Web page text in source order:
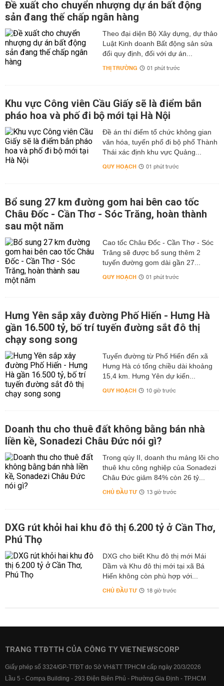
Đề xuất cho chuyển nhượng dự án bất động
sản đang thế chấp ngân hàng
Theo đại diện Bộ Xây dựng, dự thảo
Luật Kinh doanh Bất động sản sửa
đổi quy định, đối với dự án...
THỊ TRƯỜNG 01 phút trước
Khu vực Công viên Cầu Giấy sẽ là điểm bắn
pháo hoa và phố đi bộ mới tại Hà Nội
Đề án thí điểm tổ chức không gian
văn hóa, tuyến phố đi bộ phố Thành
Thái xác định khu vực Quảng...
QUY HOẠCH 01 phút trước
Bổ sung 27 km đường gom hai bên cao tốc
Châu Đốc - Cần Thơ - Sóc Trăng, hoàn thành
sau một năm
Cao tốc Châu Đốc - Cần Thơ - Sóc
Trăng sẽ được bổ sung thêm 2
tuyến đường gom dài gần 27...
QUY HOẠCH 01 phút trước
Hưng Yên sắp xây đường Phố Hiến - Hưng Hà
gần 16.500 tỷ, bố trí tuyến đường sắt đô thị
chạy song song
Tuyến đường từ Phố Hiến đến xã
Hưng Hà có tổng chiều dài khoảng
15,4 km. Hưng Yên dự kiến...
QUY HOẠCH 10 giờ trước
Doanh thu cho thuê đất không bằng bán nhà
liền kề, Sonadezi Châu Đức nói gì?
Trong qúy II, doanh thu mảng lõi cho
thuê khu công nghiệp của Sonadezi
Châu Đức giảm 84% còn 26 tỷ...
CHỦ ĐẦU TƯ 13 giờ trước
DXG rút khỏi hai khu đô thị 6.200 tỷ ở Cần Thơ,
Phú Thọ
DXG cho biết Khu đô thị mới Mái
Dầm và Khu đô thị mới tại xã Bá
Hiến không còn phù hợp với...
CHỦ ĐẦU TƯ 18 giờ trước
TRANG TTĐTTH CỦA CÔNG TY VIETNEWSCORP
Giấy phép số 3324/GP-TTĐT do Sở VH&TT TPHCM cấp ngày 20/3/2026
Lầu 5 - Compa Building - 293 Điện Biên Phủ - Phường Gia Định - TP.HCM